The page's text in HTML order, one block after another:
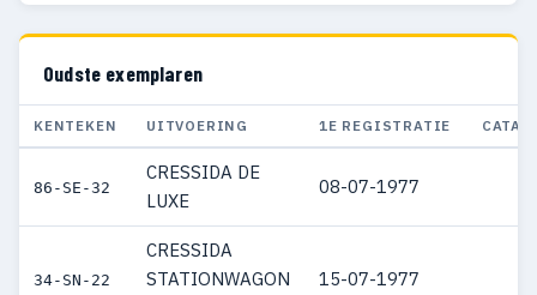
Oudste exemplaren
KENTEKEN UITVOERING 1E REGISTRATIE
86-SE-32
CRESSIDA DE
LUXE
08-07-1977
34-SN-22
CRESSIDA
STATIONWAGON
15-07-1977